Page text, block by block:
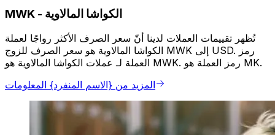
MWK - الكواشا المالاوية
تُظهر تقييمات العملات لدينا أنّ سعر الصرف الأكثر رواجًا لعملة
الكواشا المالاوية هو سعر الصرف للزوج MWK إلى USD. رمز
العملة لـ عملات الكواشا المالاوية هو MWK. رمز العملة هو MK.
المزيد من {الاسم المنفرد} المعلومات